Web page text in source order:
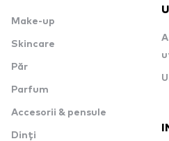
Make-up
Skincare
Păr
Parfum
Accesorii & pensule
Dinți